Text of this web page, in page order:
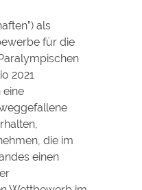
als
für die
2021
eine
die im
einen